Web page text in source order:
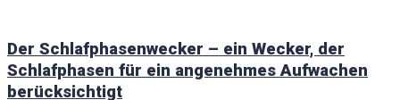
Der Schlafphasenwecker – ein Wecker, der
Schlafphasen für ein angenehmes Aufwachen
berücksichtigt